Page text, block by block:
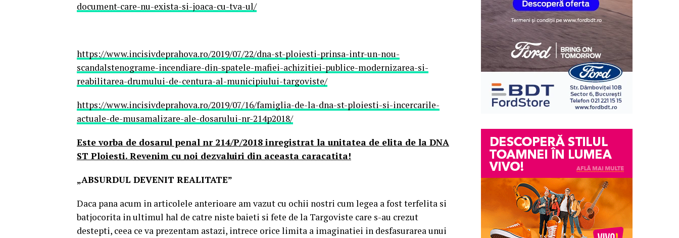
document-care-nu-exista-si-joaca-cu-tva-ul/
https://www.incisivdeprahova.ro/2019/07/22/dna-st-ploiesti-prinsa-intr-un-nou-
scandalstenograme-incendiare-din-spatele-mafiei-achizitiei-publice-modernizarea-si-
reabilitarea-drumului-de-centura-al-municipiului-targoviste/
https://www.incisivdeprahova.ro/2019/07/16/famiglia-de-la-dna-st-ploiesti-si-incercarile-
actuale-de-musamalizare-ale-dosarului-nr-214p2018/
Este vorba de dosarul penal nr 214/P/2018 inregistrat la unitatea de elita de la DNA
ST Ploiesti. Revenim cu noi dezvaluiri din aceasta caracatita!
„ABSURDUL DEVENIT REALITATE”
Daca pana acum in articolele anterioare am vazut cu ochii nostri cum legea a fost terfelita si
batjocorita in ultimul hal de catre niste baieti si fete de la Targoviste care s-au crezut
destepti, ceea ce va prezentam astazi, intrece orice limita a imaginatiei in desfasurarea unui